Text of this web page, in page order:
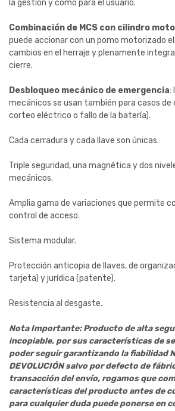
la gestión y cómo para el usuario.
Combinación de MCS con cilindro
puede accionar con un pomo motorizado
cambios en el herraje y plenamente
cierre.
Desbloqueo mecánico de emergencia:
mecánicos se usan también para casos de
corteo eléctrico o fallo de la batería).
Cada cerradura y cada llave son únicas.
Triple seguridad, una magnética y dos
mecánicos.
Amplia gama de variaciones que permite
control de acceso.
Sistema modular.
Protección anticopia de llaves, de
tarjeta) y jurídica (patente).
Resistencia al desgaste.
Nota Importante: Producto de alta
incopiable, por sus características de
poder seguir garantizando la fiabilidad
DEVOLUCIÓN salvo por defecto de
transacción del envío, rogamos que
características del producto antes de
para cualquier duda puede ponerse en